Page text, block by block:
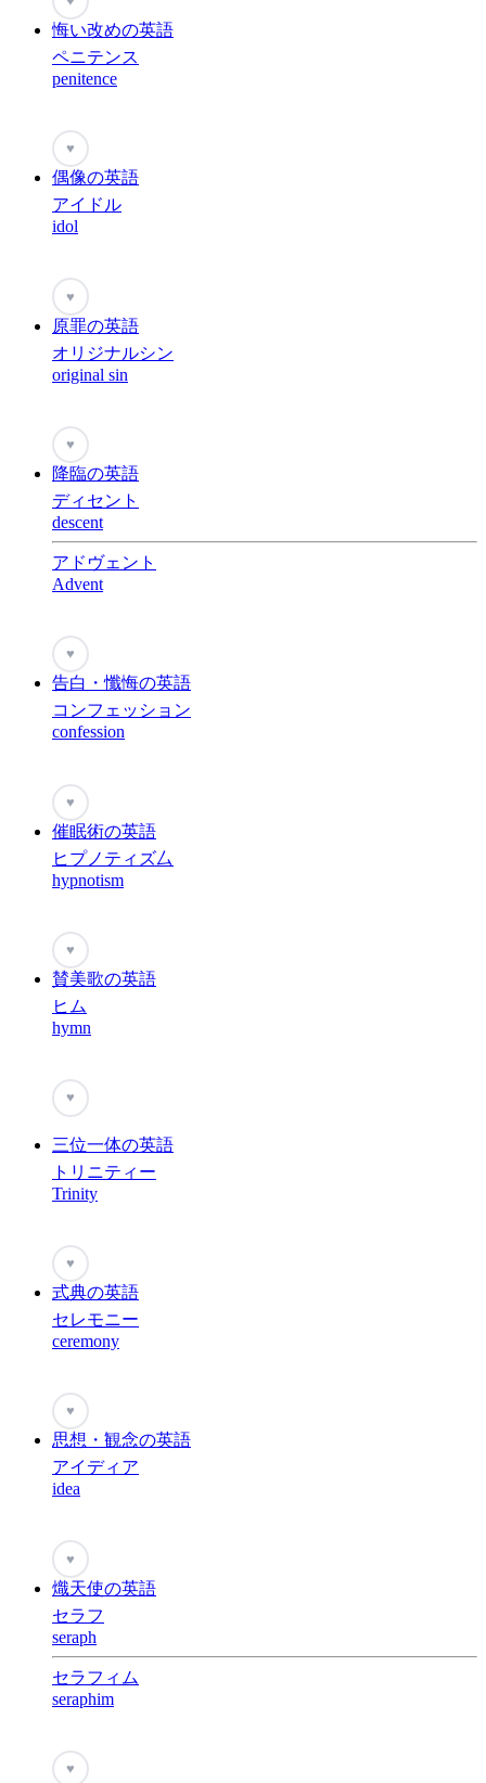
悔い改めの英語
ペニテンス
penitence
♥
偶像の英語
アイドル
idol
♥
原罪の英語
オリジナルシン
original sin
♥
降臨の英語
ディセント
descent
アドヴェント
Advent
♥
告白・懺悔の英語
コンフェッション
confession
♥
催眠術の英語
ヒプノティズ厶
hypnotism
♥
賛美歌の英語
ヒム
hymn
♥
三位一体の英語
トリニティー
Trinity
♥
式典の英語
セレモニー
ceremony
♥
思想・観念の英語
アイディア
idea
♥
熾天使の英語
セラフ
seraph
セラフィム
seraphim
♥